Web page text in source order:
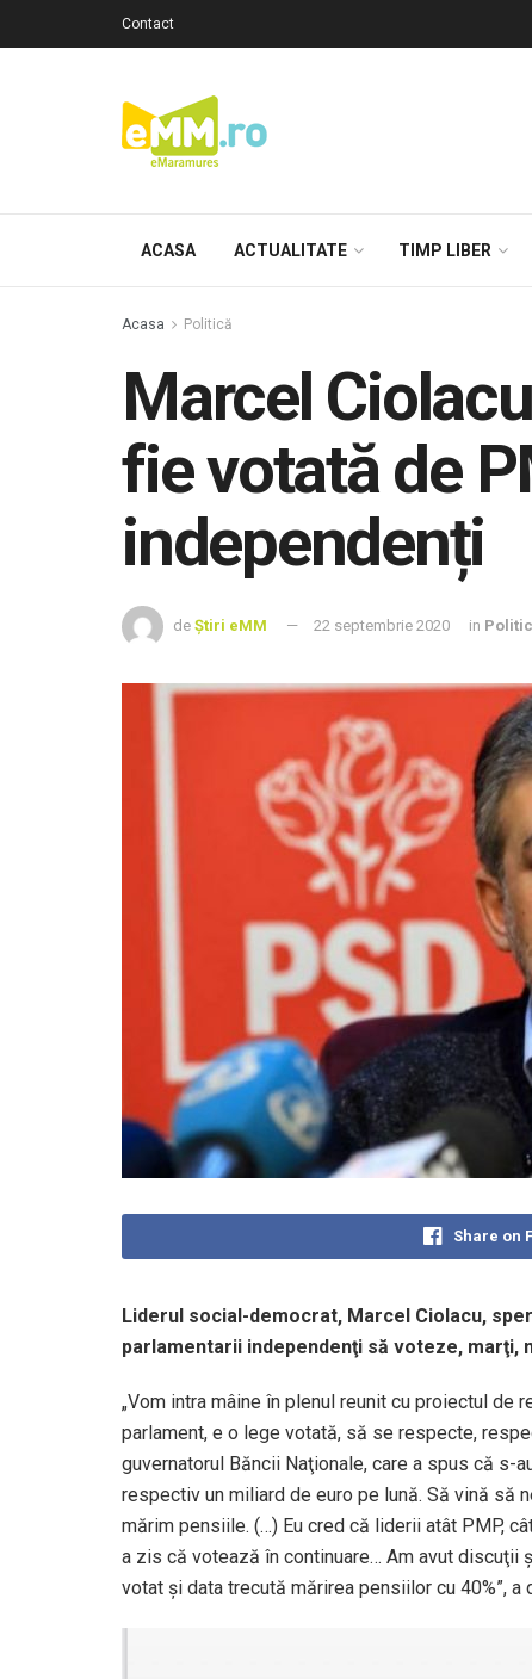
Contact
ACASA ACTUALITATE TIMP LIBER
Acasa Politică
Marcel
fie votată de
independenți
de Știri eMM 22 septembrie 2020 in
Share on
Liderul social-democrat, Marcel Ciolacu,
parlamentarii independenţi să voteze, marţi,
„Vom intra mâine în plenul reunit cu proiectul
parlament, e o lege votată, să se respecte,
guvernatorul Băncii Naţionale, care a spus că s-
respectiv un miliard de euro pe lună. Să vină să
mărim pensiile. (…) Eu cred că liderii atât PMP,
a zis că votează în continuare… Am avut discuţii
votat şi data trecută mărirea pensiilor cu 40%”, a